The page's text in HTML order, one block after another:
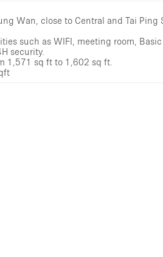
Wan, close to Central and Tai
such as WIFI, meeting room,
security.
1,571 sq ft to 1,602 sq ft.